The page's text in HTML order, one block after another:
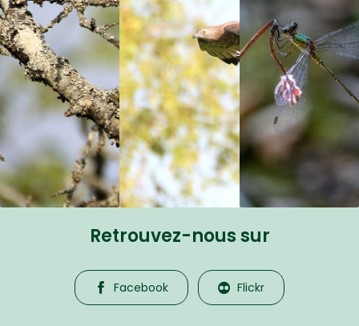
Retrouvez-nous sur
Facebook Flickr